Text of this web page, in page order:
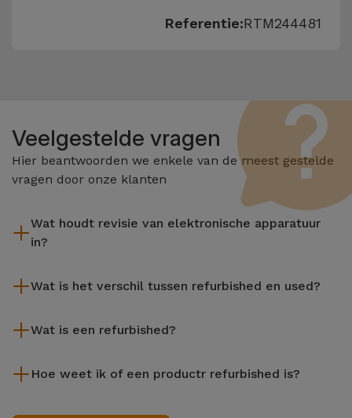
Referentie:RTM244481
Veelgestelde vragen
Hier beantwoorden we enkele van de meest gestelde
vragen door onze klanten
Wat houdt revisie van elektronische apparatuur
in?
reiniging, en niet te vergeten het repareren van elk defect
apparatuur die door Services wordt gereviseerd,
Wat is het verschil tussen refurbished en used?
getest en voorbereid door gespecialiseerde technici om hun
tweedehands product biedt een gereviseerd apparaat van
Wat is een refurbished?
gebruikt. Het kan in de winkel hebben gestaan of afkomstig
Hoe weet ik of een productr refurbished is?